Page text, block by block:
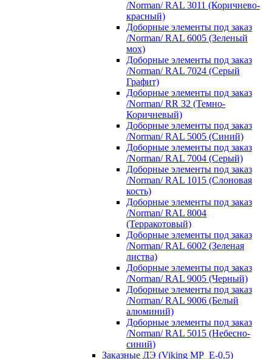
/Norman/ RAL 3011 (Коричнево-
красный)
Доборные элементы под заказ
/Norman/ RAL 6005 (Зеленый
мох)
Доборные элементы под заказ
/Norman/ RAL 7024 (Серый
Графит)
Доборные элементы под заказ
/Norman/ RR 32 (Темно-
Коричневый)
Доборные элементы под заказ
/Norman/ RAL 5005 (Синий)
Доборные элементы под заказ
/Norman/ RAL 7004 (Серый)
Доборные элементы под заказ
/Norman/ RAL 1015 (Слоновая
кость)
Доборные элементы под заказ
/Norman/ RAL 8004
(Терракотовый)
Доборные элементы под заказ
/Norman/ RAL 6002 (Зеленая
листва)
Доборные элементы под заказ
/Norman/ RAL 9005 (Черный)
Доборные элементы под заказ
/Norman/ RAL 9006 (Белый
алюминий)
Доборные элементы под заказ
/Norman/ RAL 5015 (Небесно-
синий)
Заказные ДЭ (Viking MP_E-0,5)